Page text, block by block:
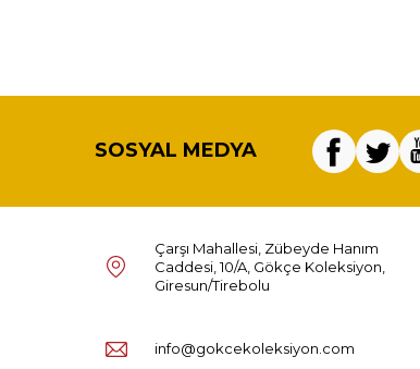
SOSYAL MEDYA
Çarşı Mahallesi, Zübeyde Hanım
Caddesi, 10/A, Gökçe Koleksiyon,
Giresun/Tirebolu
info@gokcekoleksiyon.com